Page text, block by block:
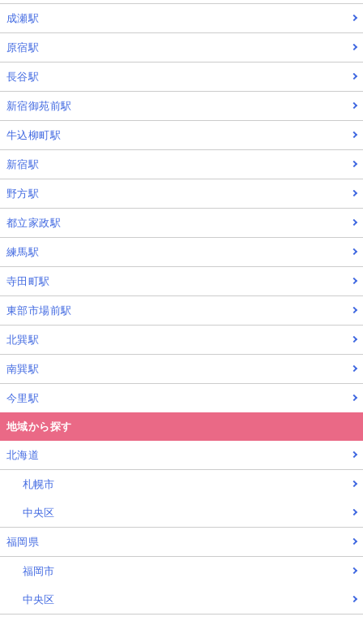
成瀬駅
原宿駅
長谷駅
新宿御苑前駅
牛込柳町駅
新宿駅
野方駅
都立家政駅
練馬駅
寺田町駅
東部市場前駅
北巽駅
南巽駅
今里駅
地域から探す
北海道
札幌市
中央区
福岡県
福岡市
中央区